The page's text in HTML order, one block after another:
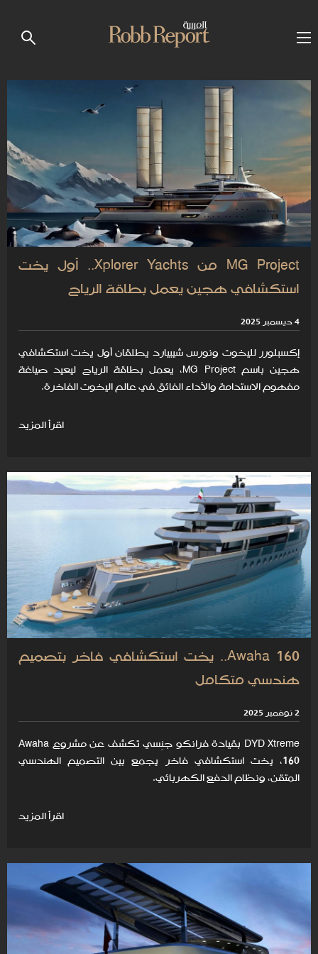
MG Project من Xplorer Yachts.. أول يخت
استكشافي هجين يعمل بطاقة الرياح
4 ديسمبر 2025
إكسبلورر لليخوت ونورس شيبيارد يطلقان أول يخت استكشافي
هجين باسم MG Project، يعمل بطاقة الرياح ليعيد صياغة
مفهوم الاستدامة والأداء الفائق في عالم اليخوت الفاخرة.
اقرأ المزيد
Awaha 160.. يخت استكشافي فاخر بتصميم
هندسي متكامل
2 نوفمبر 2025
DYD Xtreme بقيادة فرانكو جنِسي تكشف عن مشروع Awaha
160، يخت استكشافي فاخر يجمع بين التصميم الهندسي
المتقن، ونظام الدفع الكهربائي.
اقرأ المزيد